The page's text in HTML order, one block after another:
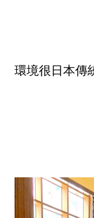
環境很日本傳